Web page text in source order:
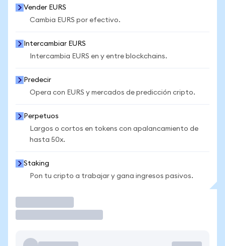
Vender EURS
Cambia EURS por efectivo.
Intercambiar EURS
Intercambia EURS en y entre blockchains.
Predecir
Opera con EURS y mercados de predicción cripto.
Perpetuos
Largos o cortos en tokens con apalancamiento de
hasta 50x.
Staking
Pon tu cripto a trabajar y gana ingresos pasivos.